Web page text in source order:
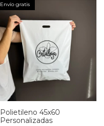
Envío gratis
Polietileno 45x60
Personalizadas